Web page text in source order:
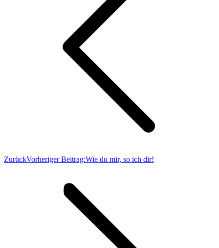
ZurückVorheriger Beitrag:Wie du mir, so ich dir!